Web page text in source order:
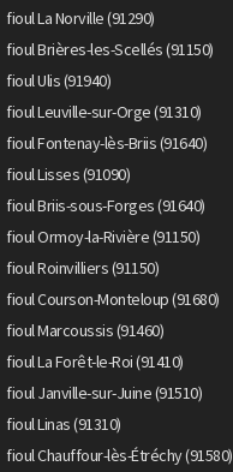
fioul La Norville (91290)
fioul Brières-les-Scellés (91150)
fioul Ulis (91940)
fioul Leuville-sur-Orge (91310)
fioul Fontenay-lès-Briis (91640)
fioul Lisses (91090)
fioul Briis-sous-Forges (91640)
fioul Ormoy-la-Rivière (91150)
fioul Roinvilliers (91150)
fioul Courson-Monteloup (91680)
fioul Marcoussis (91460)
fioul La Forêt-le-Roi (91410)
fioul Janville-sur-Juine (91510)
fioul Linas (91310)
fioul Chauffour-lès-Étréchy (91580)